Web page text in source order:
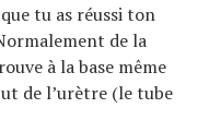
tu as réussi ton
de la
à la base même
de l’urètre (le tube